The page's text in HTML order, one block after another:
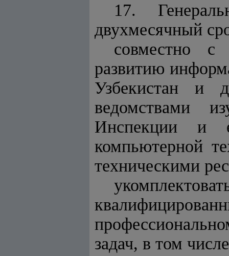
17.
двухмесячный
совместно с
развитию
Узбекистан и
ведомствами
Инспекции и
компьютерной
техническими
задач, в том